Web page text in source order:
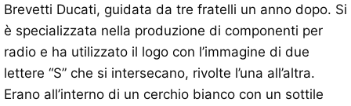
Brevetti Ducati, guidata da tre fratelli un anno dopo. Si
è specializzata nella produzione di componenti per
radio e ha utilizzato il logo con l’immagine di due
lettere “S” che si intersecano, rivolte l’una all’altra.
Erano all’interno di un cerchio bianco con un sottile